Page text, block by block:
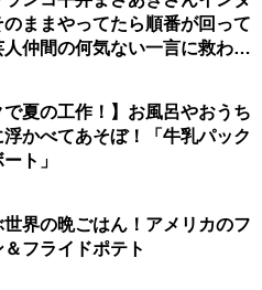
のままやってたら順番が回って
人仲間の何気ない一言に救われ
で夏の工作！】お風呂やおうち
かべてあそぼ！「牛乳パック
ト」
界の晩ごはん！アメリカのフ
フライドポテト